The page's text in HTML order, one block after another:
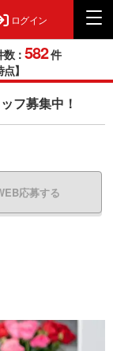
ログイン
： 582件
】
フ募集中！
応募する